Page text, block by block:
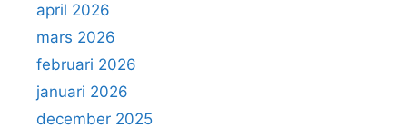
april 2026
mars 2026
februari 2026
januari 2026
december 2025